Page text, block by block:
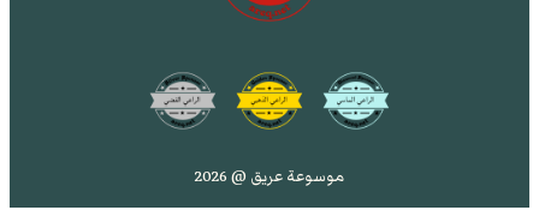
موسوعة عريق @ 2026